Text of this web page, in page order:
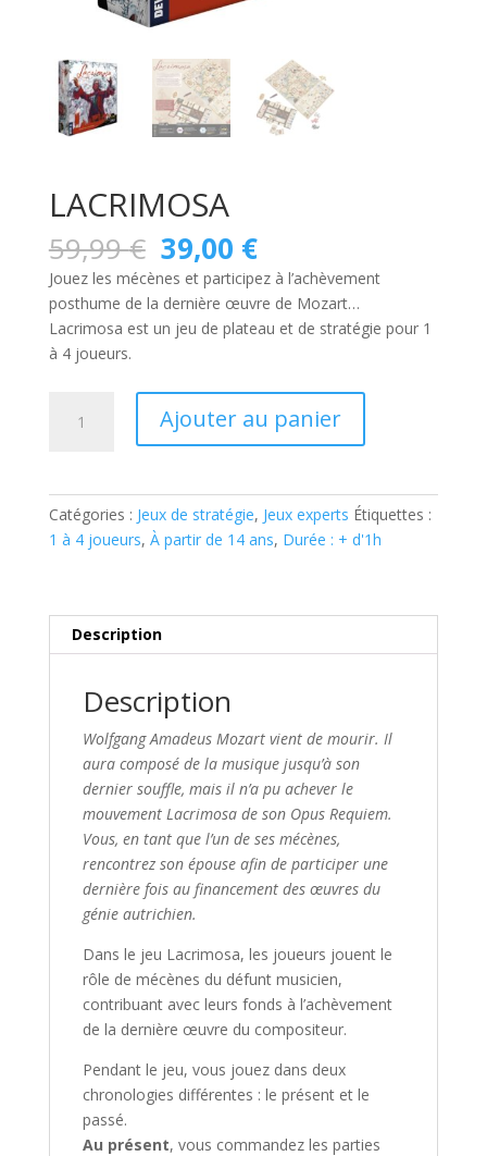
LACRIMOSA
59,99€ Le
prix
initial
était :
59,99 €.
39,00 €Le
prix
actuel
est :
39,00 €.
Jouez les mécènes et participez à l’achèvement
posthume de la dernière œuvre de Mozart…
Lacrimosa est un jeu de plateau et de stratégie pour 1
à 4 joueurs.
Ajouter au panier
Catégories : Jeux de stratégie, Jeux experts Étiquettes :
1 à 4 joueurs, À partir de 14 ans, Durée : + d'1h
Description
Description
Wolfgang Amadeus Mozart vient de mourir. Il
aura composé de la musique jusqu’à son
dernier souffle, mais il n’a pu achever le
mouvement Lacrimosa de son Opus Requiem.
Vous, en tant que l’un de ses mécènes,
rencontrez son épouse afin de participer une
dernière fois au financement des œuvres du
génie autrichien.
Dans le jeu Lacrimosa, les joueurs jouent le
rôle de mécènes du défunt musicien,
contribuant avec leurs fonds à l’achèvement
de la dernière œuvre du compositeur.
Pendant le jeu, vous jouez dans deux
chronologies différentes : le présent et le
passé.
Au présent, vous commandez les parties